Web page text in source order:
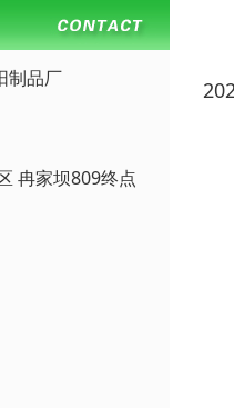
制品厂
冉家坝809终点